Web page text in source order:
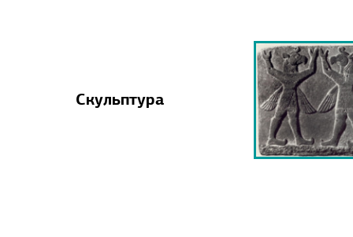
Скульптура